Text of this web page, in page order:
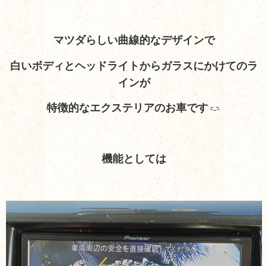
マツダらしい曲線的なデザインで
白いボディとヘッドライトからガラスにかけてのラ
インが
特徴的なエクステリアのお車です
機能としては